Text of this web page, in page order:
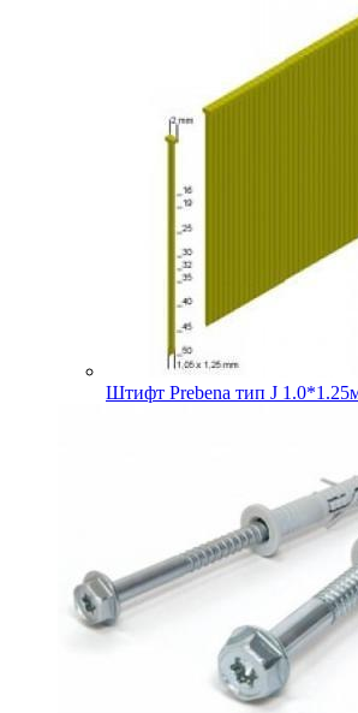
Штифт Prebena тип J